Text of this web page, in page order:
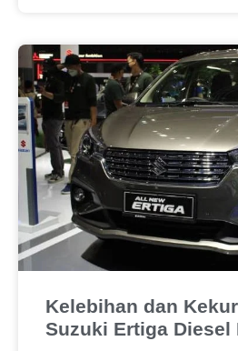
Kelebihan dan
Suzuki Ertiga Diesel